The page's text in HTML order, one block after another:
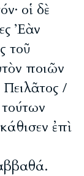
οἱ δὲ
Ἐὰν
τοῦ
ποιῶν
/
ἐπὶ